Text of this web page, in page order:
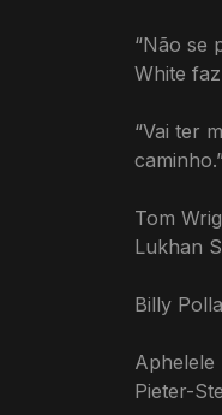
“Não se
White
“Vai ter
Tom
Lukhan
Billy
Aphelele
Pieter-